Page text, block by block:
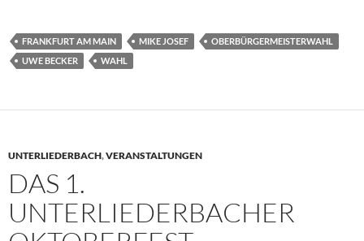
FRANKFURT AM MAIN MIKE JOSEF
OBERBÜRGERMEISTERWAHL
UWE BECKER
WAHL
UNTERLIEDERBACH,VERANSTALTUNGEN
DAS 1.
UNTERLIEDERBACHER